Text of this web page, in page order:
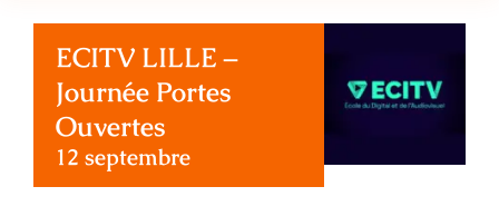
ECITV LILLE –
Journée Portes
Ouvertes
12 septembre